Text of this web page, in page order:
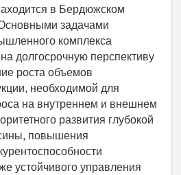
в Бердюжском
задачами
комплекса
долгосрочную перспективу
роста объемов
необходимой для
на внутреннем и внешнем
развития глубокой
повышения
устойчивого управления